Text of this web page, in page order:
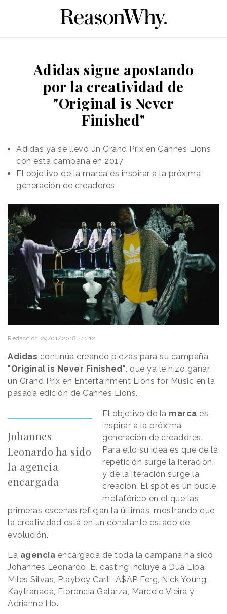
Adidas sigue apostando
por la creatividad de
"Original is Never
Finished"
Adidas ya se llevó un Grand Prix en Cannes Lions
con esta campaña en 2017
El objetivo de la marca es inspirar a la próxima
generación de creadores
Redacción 29/01/2018 · 11:12
Adidas continúa creando piezas para su campaña
"Original is Never Finished", que ya le hizo ganar
un Grand Prix en Entertainment Lions for Music en la
pasada edición de Cannes Lions.
Johannes
Leonardo ha sido
la agencia
encargada
El objetivo de la marca es
inspirar a la próxima
generación de creadores.
Para ello su idea es que de la
repetición surge la iteración,
y de la iteración surge la
creación. El spot es un bucle
metafórico en el que las
primeras escenas reflejan la últimas, mostrando que
la creatividad está en un constante estado de
evolución.
La agencia encargada de toda la campaña ha sido
Johannes Leonardo. El casting incluye a Dua Lipa,
Miles Silvas, Playboy Carti, A$AP Ferg, Nick Young,
Kaytranada, Florencia Galarza, Marcelo Vieira y
Adrianne Ho.